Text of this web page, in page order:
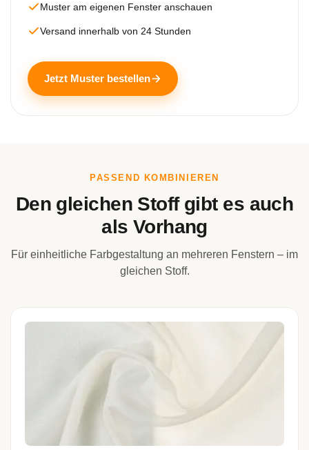
Muster am eigenen Fenster anschauen
Versand innerhalb von 24 Stunden
Jetzt Muster bestellen
PASSEND KOMBINIEREN
Den gleichen Stoff gibt es auch
als Vorhang
Für einheitliche Farbgestaltung an mehreren Fenstern – im
gleichen Stoff.